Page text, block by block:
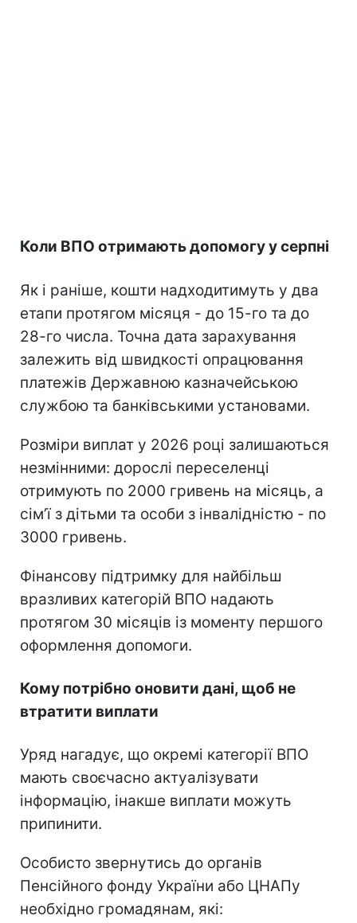
Коли ВПО отримають допомогу у серпні
Як і раніше, кошти надходитимуть у два
етапи протягом місяця - до 15-го та до
28-го числа. Точна дата зарахування
залежить від швидкості опрацювання
платежів Державною казначейською
службою та банківськими установами.
Розміри виплат у 2026 році залишаються
незмінними: дорослі переселенці
отримують по 2000 гривень на місяць, а
сімʼї з дітьми та особи з інвалідністю - по
3000 гривень.
Фінансову підтримку для найбільш
вразливих категорій ВПО надають
протягом 30 місяців із моменту першого
оформлення допомоги.
Кому потрібно оновити дані, щоб не
втратити виплати
Уряд нагадує, що окремі категорії ВПО
мають своєчасно актуалізувати
інформацію, інакше виплати можуть
припинити.
Особисто звернутись до органів
Пенсійного фонду України або ЦНАПу
необхідно громадянам, які: